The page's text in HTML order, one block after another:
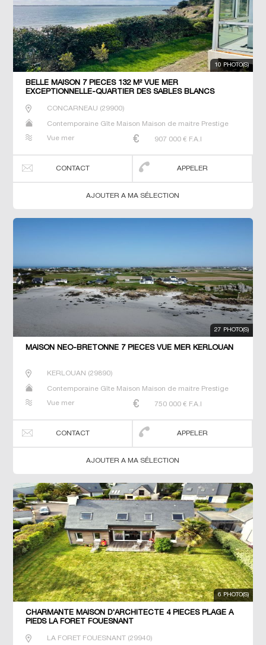
10 PHOTO(S)
BELLE MAISON 7 PIECES 132 M² VUE MER
EXCEPTIONNELLE-QUARTIER DES SABLES BLANCS
CONCARNEAU (29900)
Contemporaine Gîte Maison Maison de maitre Prestige
Vue mer
907 000 € F.A.I
CONTACT APPELER
AJOUTER A MA SÉLECTION
27 PHOTO(S)
MAISON NEO-BRETONNE 7 PIECES VUE MER KERLOUAN
KERLOUAN (29890)
Contemporaine Gîte Maison Maison de maitre Prestige
Vue mer
750 000 € F.A.I
CONTACT APPELER
AJOUTER A MA SÉLECTION
6 PHOTO(S)
CHARMANTE MAISON D'ARCHITECTE 4 PIECES PLAGE A
PIEDS LA FORET FOUESNANT
LA FORET FOUESNANT(29940)